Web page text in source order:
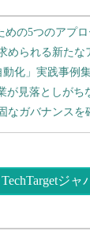
めの5つのアプ
められる新たな
化」実践事例
が見落としがち
ガバナンスを
TechTargetジャ